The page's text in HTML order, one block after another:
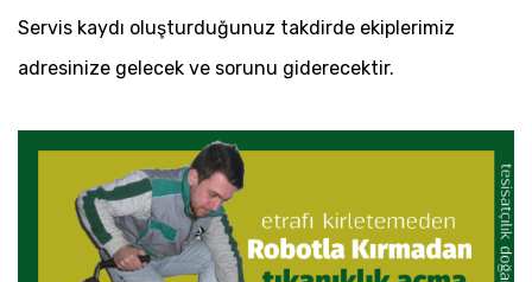
Servis kaydı oluşturduğunuz takdirde ekiplerimiz
adresinize gelecek ve sorunu giderecektir.